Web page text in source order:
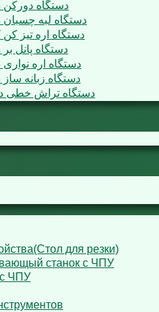
دستگاه
دستگاه لبه
دستگاه اره تیز
دستگاه پانل
دستگاه اره
دستگاه زبانه
دستگاه تراش خطی
для резки)
станок с ЧПУ
с ЧПУ